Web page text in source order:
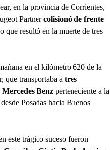
en la provincia de Corrientes,
Partnercolisionó de frente
que resultó en la muerte de tres
en el kilómetro 620 de la
que transportaba a tres
Mercedes Benz perteneciente a la
Posadas hacia Buenos
este trágico suceso fueron